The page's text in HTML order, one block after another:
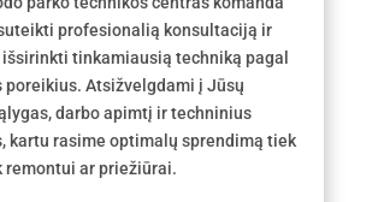
profesionalią konsultaciją ir
tinkamiausią techniką pagal
Atsižvelgdami į Jūsų
darbo apimtį ir techninius
kartu rasime optimalų sprendimą tiek
remontui ar priežiūrai.